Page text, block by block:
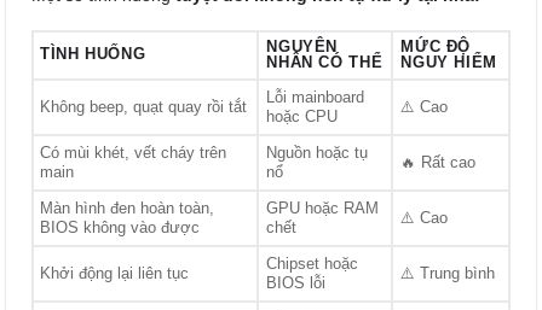
TÌNH HUỐNG
NGUYÊN
NHÂN CÓ THỂ
MỨC ĐỘ
NGUY HIỂM
Không beep, quạt quay rồi tắt
Lỗi mainboard
hoặc CPU
⚠️ Cao
Có mùi khét, vết cháy trên
main
Nguồn hoặc tụ
nổ
🔥 Rất cao
Màn hình đen hoàn toàn,
BIOS không vào được
GPU hoặc RAM
chết
⚠️ Cao
Khởi động lại liên tục
Chipset hoặc
BIOS lỗi
⚠️ Trung bình